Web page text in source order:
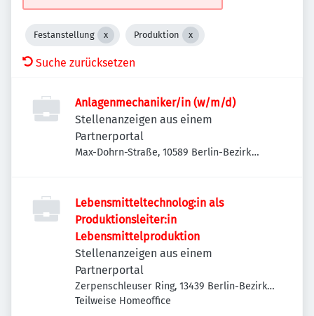
Festanstellung Produktion
Suche zurücksetzen
Anlagenmechaniker/in (w/m/d)
Stellenanzeigen aus einem
Partnerportal
Max-Dohrn-Straße, 10589 Berlin-Bezirk
Lebensmitteltechnolog:in als
Produktionsleiter:in
Lebensmittelproduktion
Stellenanzeigen aus einem
Partnerportal
Zerpenschleuser Ring, 13439 Berlin-Bezirk
Reinickendorf, Deutschland
Teilweise Homeoffice